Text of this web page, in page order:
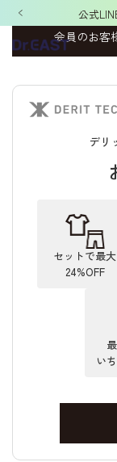
公式
会員のお客
デリ
セットで最大
24%OFF
い